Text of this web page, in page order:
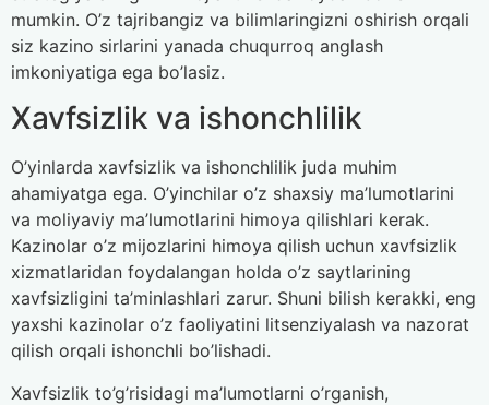
mumkin. O’z tajribangiz va bilimlaringizni oshirish orqali
siz kazino sirlarini yanada chuqurroq anglash
imkoniyatiga ega bo’lasiz.
Xavfsizlik va ishonchlilik
O’yinlarda xavfsizlik va ishonchlilik juda muhim
ahamiyatga ega. O’yinchilar o’z shaxsiy ma’lumotlarini
va moliyaviy ma’lumotlarini himoya qilishlari kerak.
Kazinolar o’z mijozlarini himoya qilish uchun xavfsizlik
xizmatlaridan foydalangan holda o’z saytlarining
xavfsizligini ta’minlashlari zarur. Shuni bilish kerakki, eng
yaxshi kazinolar o’z faoliyatini litsenziyalash va nazorat
qilish orqali ishonchli bo’lishadi.
Xavfsizlik to’g’risidagi ma’lumotlarni o’rganish,